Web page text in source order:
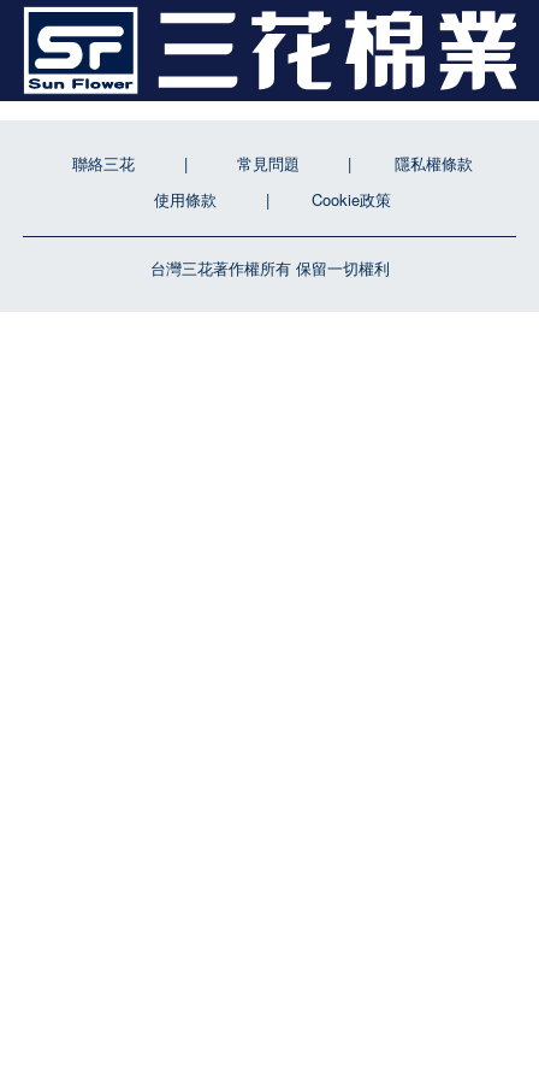
台灣三花著作權所有 保留一切權利
聯絡三花 常見問題
隱私權條款
使用條款
Cookie政策